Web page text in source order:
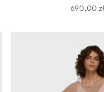
690,00 zł